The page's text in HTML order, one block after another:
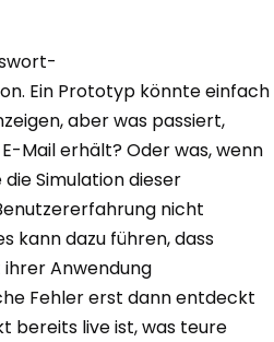
Ein Prototyp könnte einfach
aber was passiert,
Mail erhält? Oder was, wenn
Simulation dieser
nicht
kann dazu führen, dass
Anwendung
Fehler erst dann entdeckt
bereits live ist, was teure